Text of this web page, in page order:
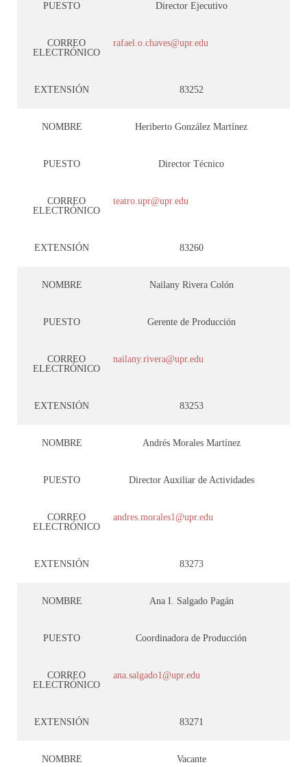
PUESTO Director Ejecutivo
CORREO
ELECTRÓNICO
rafael.o.chaves@upr.edu
EXTENSIÓN 83252
NOMBRE Heriberto González Martínez
PUESTO Director Técnico
CORREO
ELECTRÓNICO
teatro.upr@upr.edu
EXTENSIÓN 83260
NOMBRE Nailany Rivera Colón
PUESTO Gerente de Producción
CORREO
ELECTRÓNICO
nailany.rivera@upr.edu
EXTENSIÓN 83253
NOMBRE Andrés Morales Martínez
PUESTO Director Auxiliar de Actividades
CORREO
ELECTRÓNICO
andres.morales1@upr.edu
EXTENSIÓN 83273
NOMBRE Ana I. Salgado Pagán
PUESTO Coordinadora de Producción
CORREO
ELECTRÓNICO
ana.salgado1@upr.edu
EXTENSIÓN 83271
NOMBRE Vacante